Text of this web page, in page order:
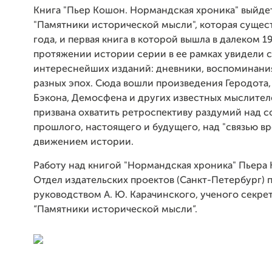
Книга "Пьер Кошон. Нормандская хроника"
"Памятники исторической мысли", которая
года, и первая книга в которой вышла в далеком
протяжении истории серии в ее рамках увидели
интереснейших изданий: дневники,
разных эпох. Сюда вошли произведения
Бэкона, Демосфена и других известных
призвана охватить ретроспективу раздумий над
прошлого, настоящего и будущего, над "связью
движением истории.
Работу над книгой "Нормандская хроника" Пьера
Отдел издательских проектов (Санкт-Петербург)
руководством А. Ю. Карачинского, ученого
“Памятники исторической мысли”.